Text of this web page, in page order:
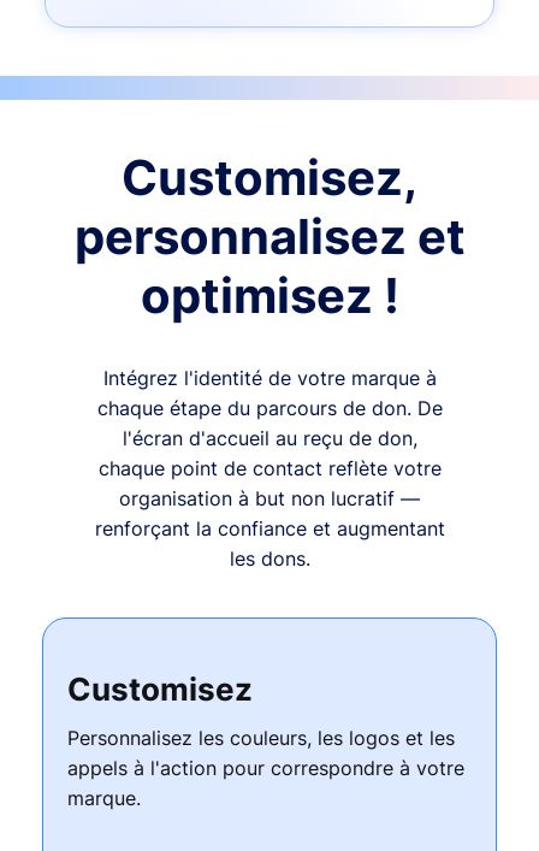
Customisez,
personnalisez et
optimisez !
Intégrez l'identité de votre marque à
chaque étape du parcours de don. De
l'écran d'accueil au reçu de don,
chaque point de contact reflète votre
organisation à but non lucratif —
renforçant la confiance et augmentant
les dons.
Customisez
Personnalisez les couleurs, les logos et les
appels à l'action pour correspondre à votre
marque.